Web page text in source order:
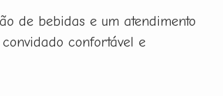
de bebidas e um atendimento
confortável e